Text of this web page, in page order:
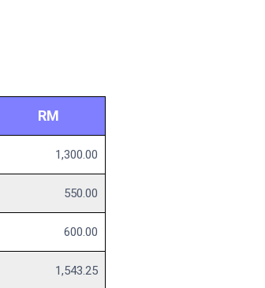
RM
1,300.00
550.00
600.00
1,543.25